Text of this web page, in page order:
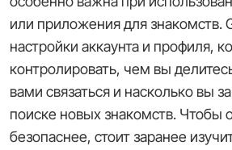
или приложения для знакомств.
настройки аккаунта и профиля,
контролировать, чем вы
вами связаться и насколько вы
поиске новых знакомств.
безопаснее, стоит заранее